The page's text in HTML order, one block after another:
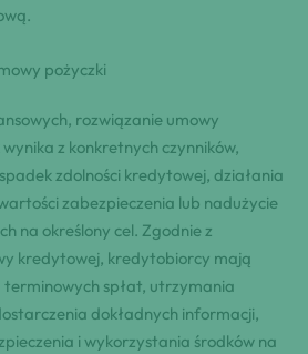
pożyczki
rozwiązanie umowy
z konkretnych czynników,
zdolności kredytowej, działania
zabezpieczenia lub nadużycie
na określony cel. Zgodnie z
kredytowej, kredytobiorcy mają
terminowych spłat, utrzymania
dokładnych informacji,
i wykorzystania środków na